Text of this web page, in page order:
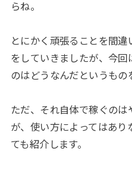
らね。
とにかく頑張ることを間
をしていきましたが、今回
のはどうなんだというもの
ただ、それ自体で稼ぐの
が、使い方によってはあり
ても紹介します。